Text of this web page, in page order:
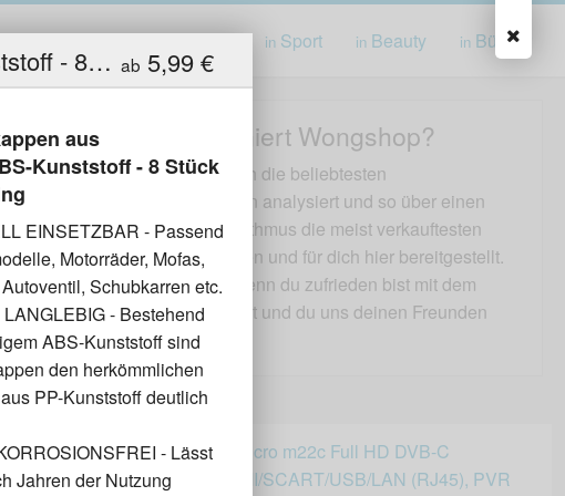
Kleidung Spielwaren in Sport in Beauty in Bücher
Wie funktioniert Wongshop?
Wir haben für dich die beliebtesten
Produktkategorien analysiert und so über einen
besondern Algorithmus die meist verkauftesten
Produkte gefunden und für dich hier bereitgestellt.
Wir freuen uns wenn du zufrieden bist mit dem
gekauften Produkt und du uns deinen Freunden
weiterempfiehlst.
ab 5,99 €
AMAPRO Ventilkappen aus hochwertigem ABS-Kunststoff - 8 Stück - mit Dichtungsring
aus
Kunststoff - 8 Stück
EINSETZBAR - Passend
Motorräder, Mofas,
Schubkarren etc.
- Bestehend
ABS-Kunststoff sind
den herkömmlichen
PP-Kunststoff deutlich
- Lässt
Jahren der Nutzung